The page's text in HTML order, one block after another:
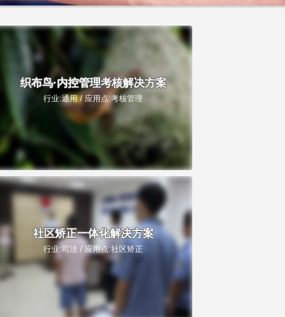
织布鸟·内控管理考核解决方案
行业:通用 / 应用点:考核管理
社区矫正一体化解决方案
行业:司法 / 应用点:社区矫正